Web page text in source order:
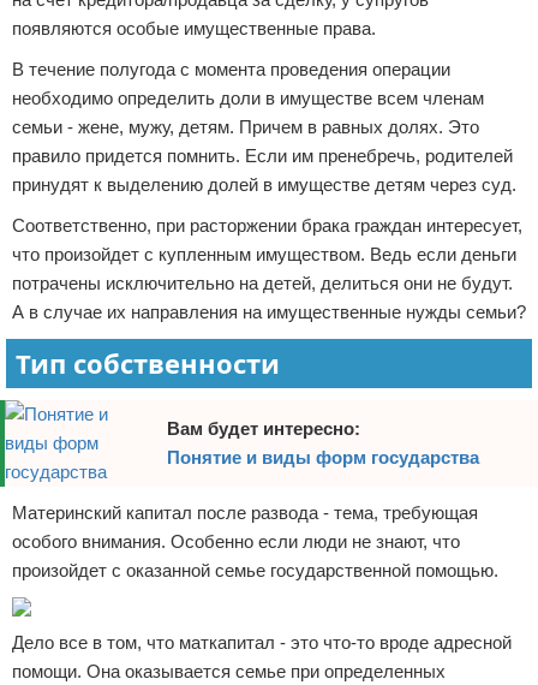
появляются особые имущественные права.
В течение полугода с момента проведения операции
необходимо определить доли в имуществе всем членам
семьи - жене, мужу, детям. Причем в равных долях. Это
правило придется помнить. Если им пренебречь, родителей
принудят к выделению долей в имуществе детям через суд.
Соответственно, при расторжении брака граждан интересует,
что произойдет с купленным имуществом. Ведь если деньги
потрачены исключительно на детей, делиться они не будут.
А в случае их направления на имущественные нужды семьи?
Тип собственности
Вам будет интересно:
Понятие и виды форм государства
Материнский капитал после развода - тема, требующая
особого внимания. Особенно если люди не знают, что
произойдет с оказанной семье государственной помощью.
Дело все в том, что маткапитал - это что-то вроде адресной
помощи. Она оказывается семье при определенных